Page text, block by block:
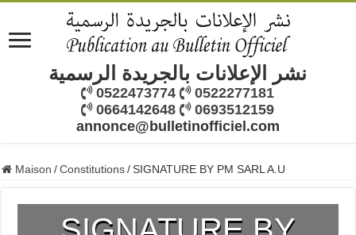
نشر الإعلانات بالجريدة الرسمية
0522473774
0522277181
0664142648
0693512159
annonce@bulletinofficiel.com
Maison / Constitutions / SIGNATURE BY PM SARL A.U